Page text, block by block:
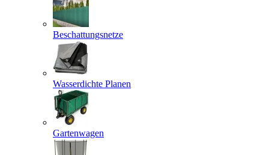
Beschattungsnetze
Wasserdichte Planen
Gartenwagen